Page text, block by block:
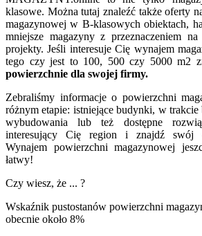
klasowe. Można tutaj znaleźć także oferty
magazynowej w B-klasowych obiektach,
mniejsze magazyny z przeznaczeniem
projekty. Jeśli interesuje Cię wynajem
tego czy jest to 100, 500 czy 5000 m2
powierzchnie dla swojej firmy.
Zebraliśmy informacje o powierzchni
różnym etapie: istniejące budynki, w
wybudowania lub też dostępne
interesujący Cię region i znajdź swój
Wynajem powierzchni magazynowej
łatwy!
Czy wiesz, że ... ?
Wskaźnik pustostanów powierzchni
obecnie około 8%